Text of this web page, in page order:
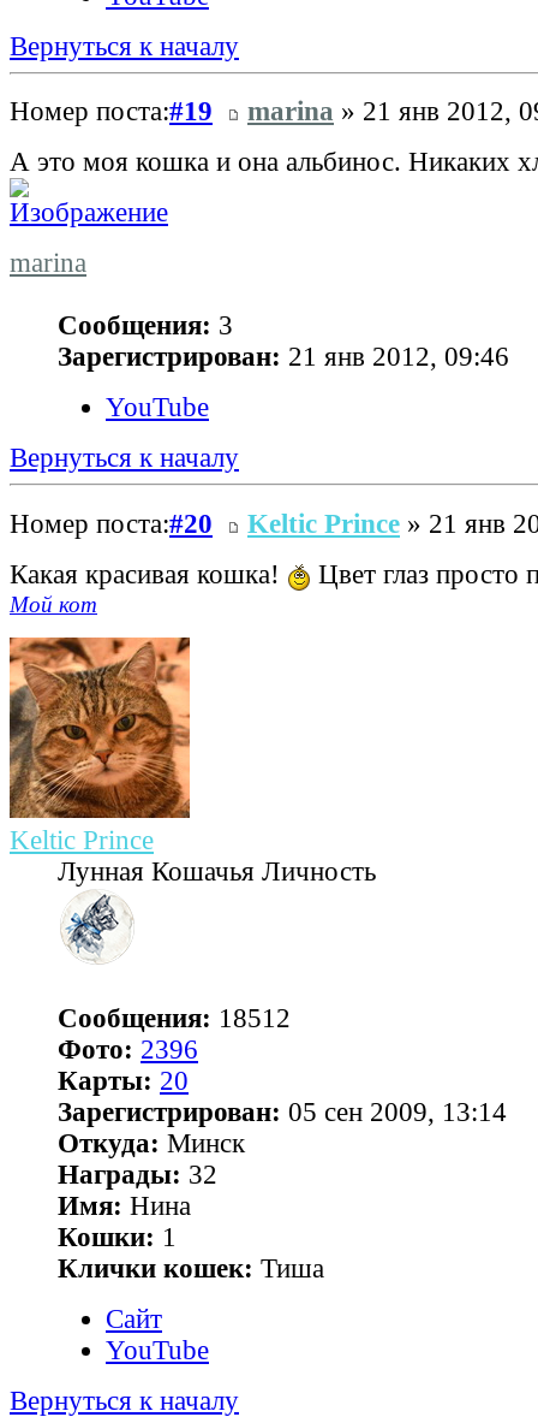
Вернуться к началу
Номер поста:#19 marina » 21 янв 2012,
А это моя кошка и она альбинос. Никаких
marina
Сообщения: 3
Зарегистрирован: 21 янв 2012, 09:46
YouTube
Вернуться к началу
Номер поста:#20 Keltic Prince » 21 янв
Какая красивая кошка!
Цвет глаз просто
Мой кот
Keltic Prince
Лунная Кошачья Личность
Сообщения: 18512
Фото: 2396
Карты: 20
Зарегистрирован: 05 сен 2009, 13:14
Откуда: Минск
Награды: 32
Имя: Нина
Кошки: 1
Клички кошек: Тиша
Сайт
YouTube
Вернуться к началу